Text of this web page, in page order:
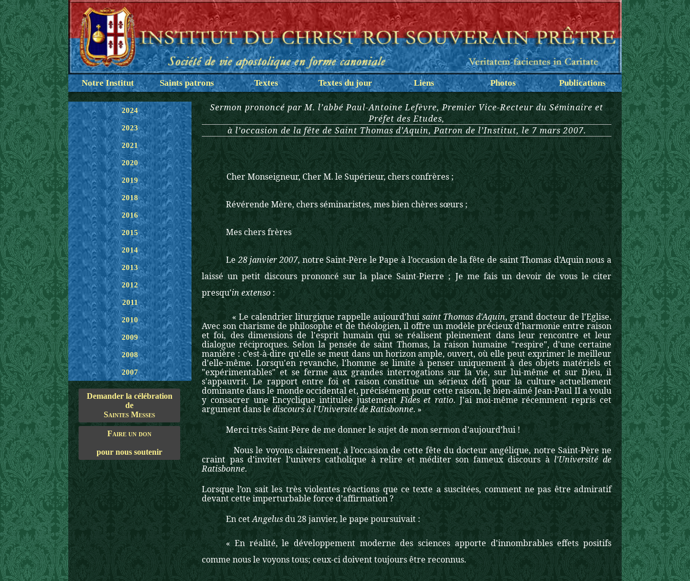
Notre Institut Saints patrons Textes Textes du jour Liens Photos Publications
2024
2023
2021
2020
2019
2018
2016
2015
2014
2013
2012
2011
2010
2009
2008
2007
Demander la célébration
de
Saintes Messes
Faire un don
pour nous soutenir
Sermon prononcé par M. l’abbé Paul-Antoine Lefèvre, Premier Vice-Recteur du Séminaire et
Préfet des Etudes,
à l’occasion de la fête de Saint Thomas d’Aquin, Patron de l’Institut, le 7 mars 2007.
Cher Monseigneur, Cher M. le Supérieur, chers confrères ;
Révérende Mère, chers séminaristes, mes bien chères sœurs ;
Mes chers frères
Le 28 janvier 2007, notre Saint-Père le Pape à l’occasion de la fête de saint Thomas d’Aquin nous a
laissé un petit discours prononcé sur la place Saint-Pierre ; Je me fais un devoir de vous le citer
presqu’inextenso :
« Le calendrier liturgique rappelle aujourd'hui saint Thomas d'Aquin, grand docteur de l'Eglise.
Avec son charisme de philosophe et de théologien, il offre un modèle précieux d'harmonie entre raison
et foi, des dimensions de l'esprit humain qui se réalisent pleinement dans leur rencontre et leur
dialogue réciproques. Selon la pensée de saint Thomas, la raison humaine "respire", d'une certaine
manière : c’est-à-dire qu'elle se meut dans un horizon ample, ouvert, où elle peut exprimer le meilleur
d'elle-même. Lorsqu'en revanche, l'homme se limite à penser uniquement à des objets matériels et
"expérimentables" et se ferme aux grandes interrogations sur la vie, sur lui-même et sur Dieu, il
s'appauvrit. Le rapport entre foi et raison constitue un sérieux défi pour la culture actuellement
dominante dans le monde occidental et, précisément pour cette raison, le bien-aimé Jean-Paul II a voulu
y consacrer une Encyclique intitulée justement Fides et ratio. J'ai moi-même récemment repris cet
argument dans le discours à l'Université de Ratisbonne. »
Merci très Saint-Père de me donner le sujet de mon sermon d’aujourd’hui !
Nous le voyons clairement, à l’occasion de cette fête du docteur angélique, notre Saint-Père ne
craint pas d’inviter l’univers catholique à relire et méditer son fameux discours à l'Université de
Ratisbonne.
Lorsque l’on sait les très violentes réactions que ce texte a suscitées, comment ne pas être admiratif
devant cette imperturbable force d’affirmation ?
En cetAngelusdu 28 janvier, le pape poursuivait :
« En réalité, le développement moderne des sciences apporte d'innombrables effets positifs
comme nous le voyons tous; ceux-ci doivent toujours être reconnus.